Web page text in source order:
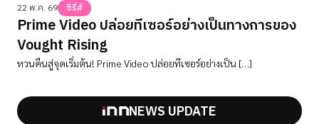
22 พ.ค. 69 ซีรี่ส์
Prime Video ปล่อยทีเซอร์อย่างเป็นทางการของ
Vought Rising
หวนคืนสู่จุดเริ่มต้น! Prime Video ปล่อยทีเซอร์อย่างเป็น […]
NEWS UPDATE